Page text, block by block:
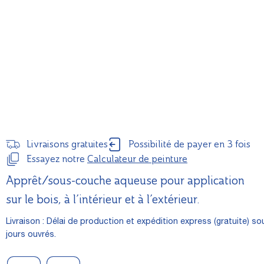
Livraisons gratuites
Possibilité de payer en 3 fois
Essayez notre Calculateur de peinture
Apprêt/sous-couche aqueuse pour application
sur le bois, à l’intérieur et à l’extérieur.
Livraison : Délai de production et expédition express (gratuite)
jours ouvrés.